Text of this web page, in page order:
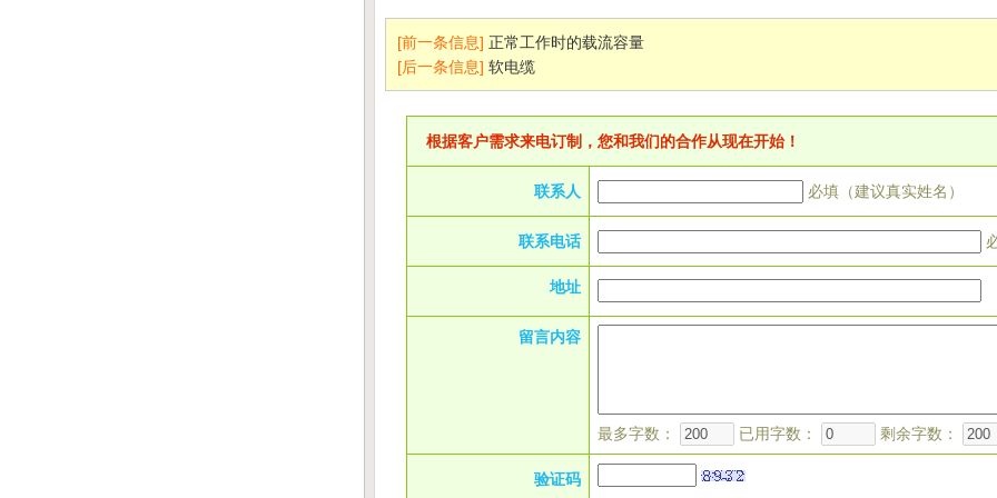
[前一条信息] 正常工作时的载流容量
[后一条信息] 软电缆
根据客户需求来电订制，您和我们的合作从现在开始！
联系人 必填（建议真实姓名）
联系电话
地址
留言内容
最多字数：
已用字数： 剩余字数：
验证码